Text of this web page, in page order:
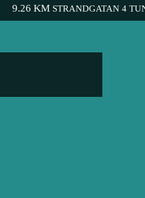
9.26 KM STRANDGATAN 4